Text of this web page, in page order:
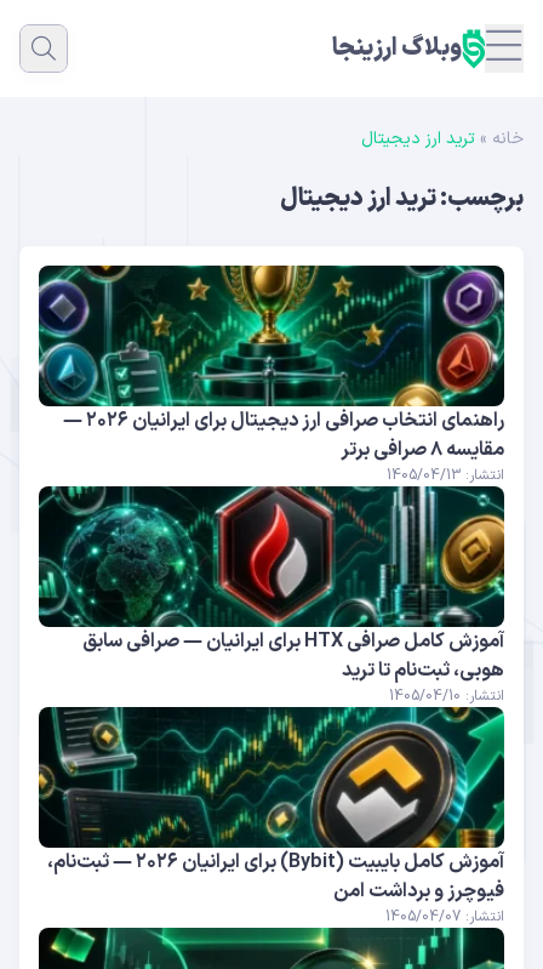
وبلاگ ارزینجا
خانه » ترید ارز دیجیتال
برچسب:ترید ارز دیجیتال
راهنمای انتخاب صرافی ارز دیجیتال برای ایرانیان ۲۰۲۶ —
مقایسه ۸ صرافی برتر
انتشار: 1405/04/13
آموزش کامل صرافی HTX برای ایرانیان — صرافی سابق
هوبی، ثبت‌نام تا ترید
انتشار: 1405/04/10
آموزش کامل بایبیت (Bybit) برای ایرانیان ۲۰۲۶ — ثبت‌نام،
فیوچرز و برداشت امن
انتشار: 1405/04/07